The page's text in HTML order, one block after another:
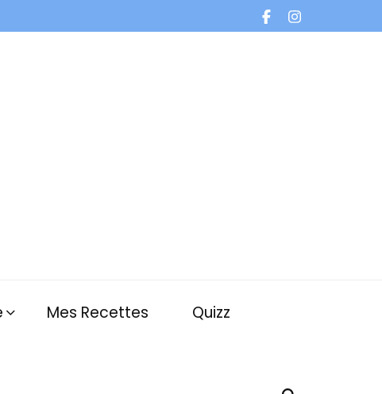
Mes Recettes
Quizz